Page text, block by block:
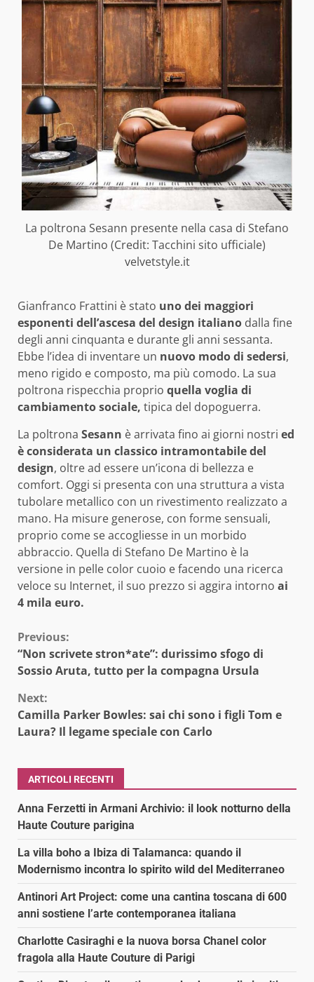
La poltrona Sesann presente nella casa di Stefano
De Martino (Credit: Tacchini sito ufficiale)
velvetstyle.it
Gianfranco Frattini è stato uno dei maggiori
esponenti dell’ascesa del design italiano dalla fine
degli anni cinquanta e durante gli anni sessanta.
Ebbe l’idea di inventare un nuovo modo di sedersi,
meno rigido e composto, ma più comodo. La sua
poltrona rispecchia proprio quella voglia di
cambiamento sociale, tipica del dopoguerra.
La poltrona Sesann è arrivata fino ai giorni nostri ed
è considerata un classico intramontabile del
design, oltre ad essere un’icona di bellezza e
comfort. Oggi si presenta con una struttura a vista
tubolare metallico con un rivestimento realizzato a
mano. Ha misure generose, con forme sensuali,
proprio come se accogliesse in un morbido
abbraccio. Quella di Stefano De Martino è la
versione in pelle color cuoio e facendo una ricerca
veloce su Internet, il suo prezzo si aggira intorno ai
4 mila euro.
Continue
Reading
Previous:
“Non scrivete stron*ate”: durissimo sfogo di
Sossio Aruta, tutto per la compagna Ursula
Next:
Camilla Parker Bowles: sai chi sono i figli Tom e
Laura? Il legame speciale con Carlo
ARTICOLI RECENTI
Anna Ferzetti in Armani Archivio: il look notturno della
Haute Couture parigina
La villa boho a Ibiza di Talamanca: quando il
Modernismo incontra lo spirito wild del Mediterraneo
Antinori Art Project: come una cantina toscana di 600
anni sostiene l’arte contemporanea italiana
Charlotte Casiraghi e la nuova borsa Chanel color
fragola alla Haute Couture di Parigi